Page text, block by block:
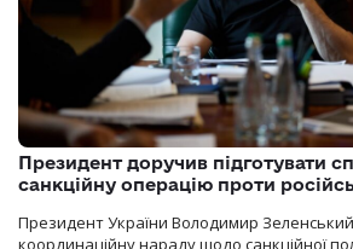
Президент доручив підготувати
санкційну операцію проти
Президент України Володимир